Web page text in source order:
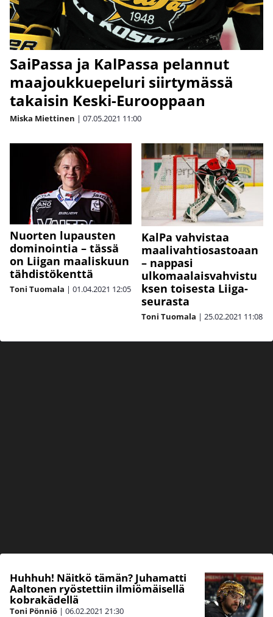
SaiPassa ja KalPassa pelannut
maajoukkuepeluri siirtymässä
takaisin Keski-Eurooppaan
Miska Miettinen | 07.05.2021 11:00
Nuorten lupausten
dominointia – tässä
on Liigan maaliskuun
tähdistökenttä
Toni Tuomala | 01.04.2021 12:05
KalPa vahvistaa
maalivahtiosastoaan
– nappasi
ulkomaalaisvahvistu
ksen toisesta Liiga-
seurasta
Toni Tuomala | 25.02.2021 11:08
Huhhuh! Näitkö tämän? Juhamatti
Aaltonen ryöstettiin ilmiömäisellä
kobrakädellä
Toni Pönniö | 06.02.2021 21:30